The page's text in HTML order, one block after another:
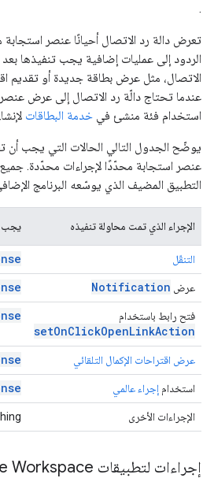
.
تعرض دالة رد الاتصال أحيانًا عنصر استجابة
الردود إلى عمليات إضافية يجب تنفيذها بعد
الاتصال، مثل عرض بطاقة جديدة أو تقديم
عندما تحتاج دالّة رد الاتصال إلى عرض
استخدام فئة منشئ في خدمة البطاقات
يوضّح الجدول التالي الحالات التي يجب أن
عنصر استجابة محدّدًا لإجراءات محدّدة.
التطبيق المضيف الذي يوسّعه البرنامج
الإجراء الذي تمت محاولة تنفيذه يجب
التنقّل
عرض Notification
فتح رابط باستخدام
setOnClickOpenLinkAction
عرض اقتراحات الإكمال التلقائي
استخدام إجراء عالمي
الإجراءات الأخرى
إجراءات لتطبيقات Google Workspace المضيفة